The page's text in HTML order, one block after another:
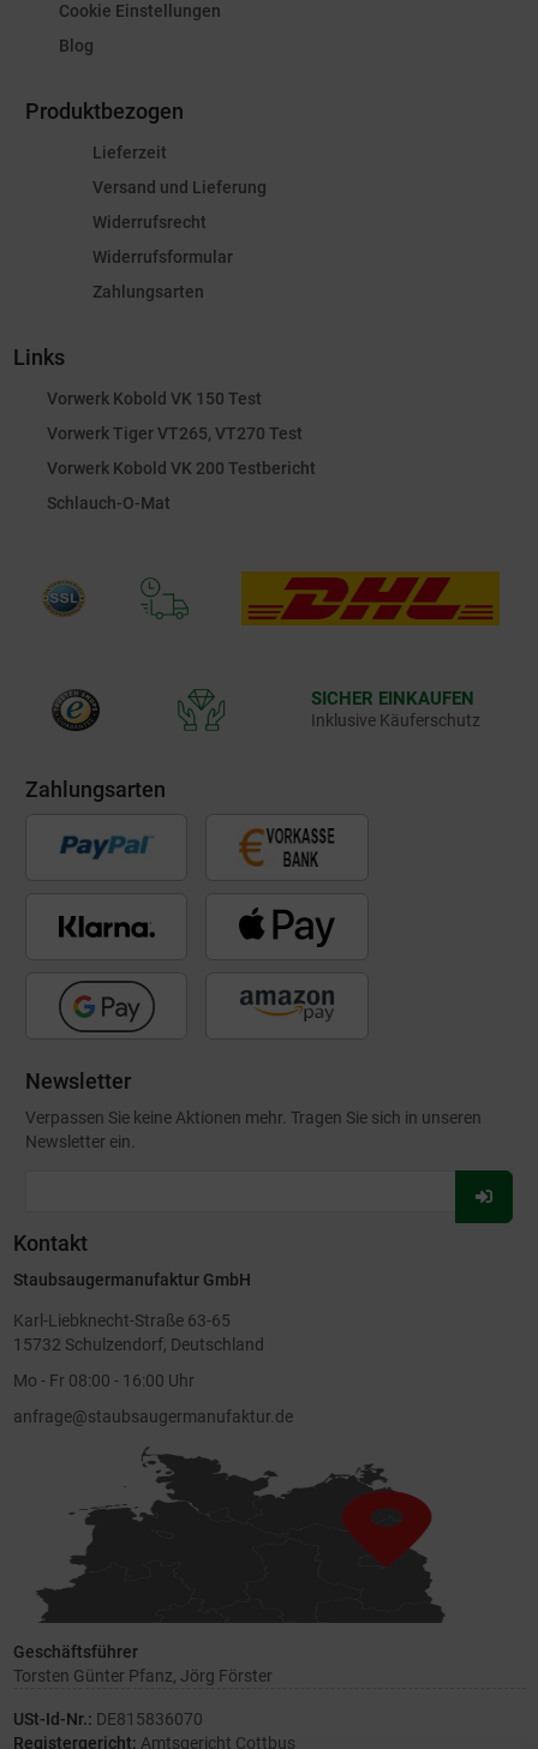
Cookie Einstellungen
Blog
Produktbezogen
Lieferzeit
Versand und Lieferung
Widerrufsrecht
Widerrufsformular
Zahlungsarten
Links
Vorwerk Kobold VK 150 Test
Vorwerk Tiger VT265, VT270 Test
Vorwerk Kobold VK 200 Testbericht
Schlauch-O-Mat
SICHER EINKAUFEN
Inklusive Käuferschutz
Zahlungsarten
Newsletter
Verpassen Sie keine Aktionen mehr. Tragen Sie sich in unseren
Newsletter ein.
Für
Kontakt
Staubsaugermanufaktur GmbH
Karl-Liebknecht-Straße 63-65
15732 Schulzendorf, Deutschland
Mo - Fr 08:00 - 16:00 Uhr
anfrage@staubsaugermanufaktur.de
Geschäftsführer
Torsten Günter Pfanz, Jörg Förster
USt-Id-Nr.: DE815836070
Registergericht: Amtsgericht Cottbus